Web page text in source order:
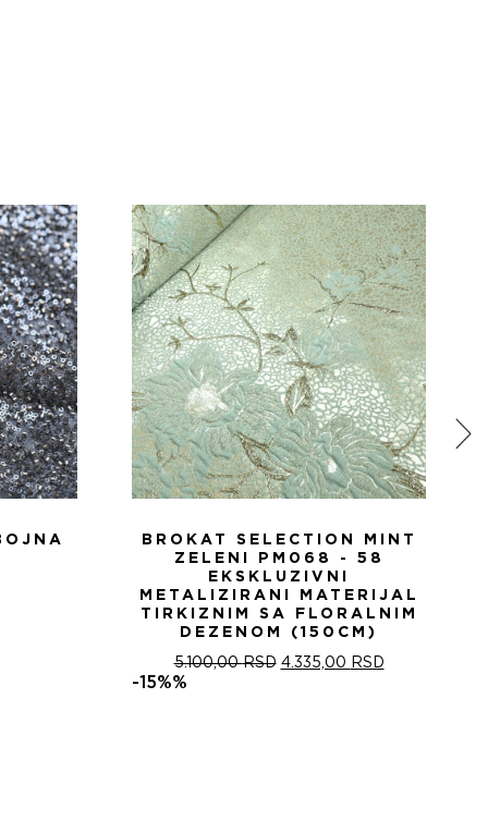
BROKAT SELECTION MINT
ZELENI PM068 - 58
EKSKLUZIVNI
METALIZIRANI MATERIJAL
TIRKIZNIM SA FLORALNIM
DEZENOM (150CM)
5.100,00RSD ОРИГИНАЛНА
4.335,00 RSDТРЕНУТНА
-15%%